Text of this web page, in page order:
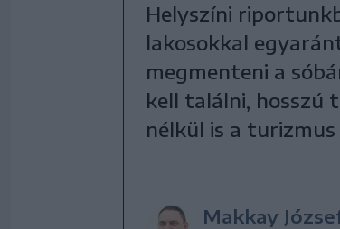
Helyszíni
lakosokkal
megmenteni a
kell találni, hosszú
nélkül is a
Makkay